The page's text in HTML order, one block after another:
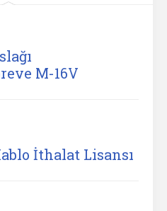
M-16V
İthalat Lisansı